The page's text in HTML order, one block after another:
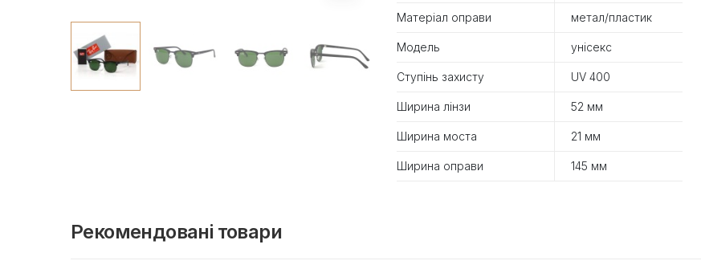
Матеріал оправи метал/пластик
Модель унісекс
Ступінь захисту UV 400
Ширина лінзи 52 мм
Ширина моста 21 мм
Ширина оправи 145 мм
Рекомендовані товари